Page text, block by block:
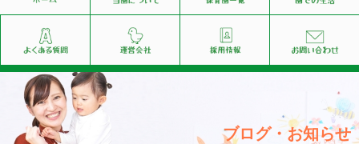
ブログ・お知らせ